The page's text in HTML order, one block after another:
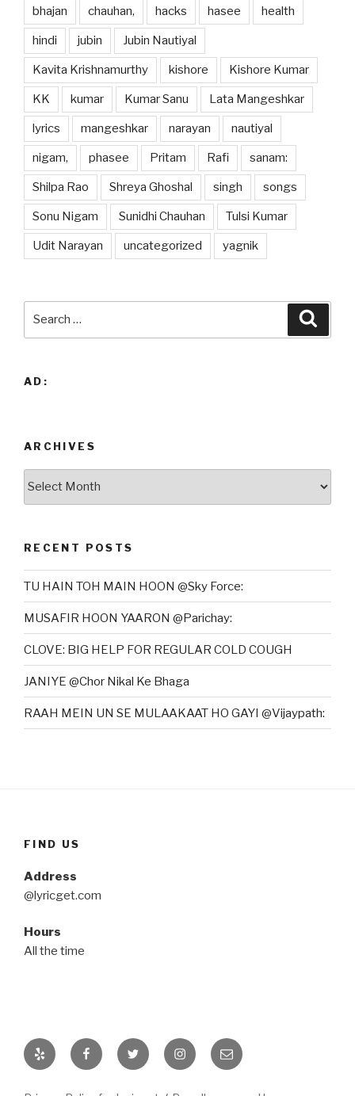
bhajan chauhan, hacks hasee health
hindi jubin Jubin Nautiyal
Kavita Krishnamurthy kishore Kishore Kumar
KK kumar Kumar Sanu Lata Mangeshkar
lyrics mangeshkar narayan nautiyal
nigam, phasee Pritam Rafi sanam:
Shilpa Rao Shreya Ghoshal singh songs
Sonu Nigam Sunidhi Chauhan Tulsi Kumar
Udit Narayan uncategorized yagnik
AD:
ARCHIVES
RECENT POSTS
TU HAIN TOH MAIN HOON @Sky Force:
MUSAFIR HOON YAARON @Parichay:
CLOVE: BIG HELP FOR REGULAR COLD COUGH
JANIYE @Chor Nikal Ke Bhaga
RAAH MEIN UN SE MULAAKAAT HO GAYI @Vijaypath:
FIND US
Address
@lyricget.com
Hours
All the time
Yelp FacebookTwitter InstagramEmail